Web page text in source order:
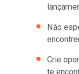
Não
Crie
te